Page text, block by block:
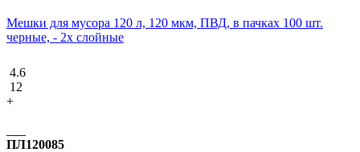
Мешки для мусора 120 л, 120 мкм, ПВД, в пачках 100 шт.
черные, - 2х слойные
4.6
12
+
ПЛ120085